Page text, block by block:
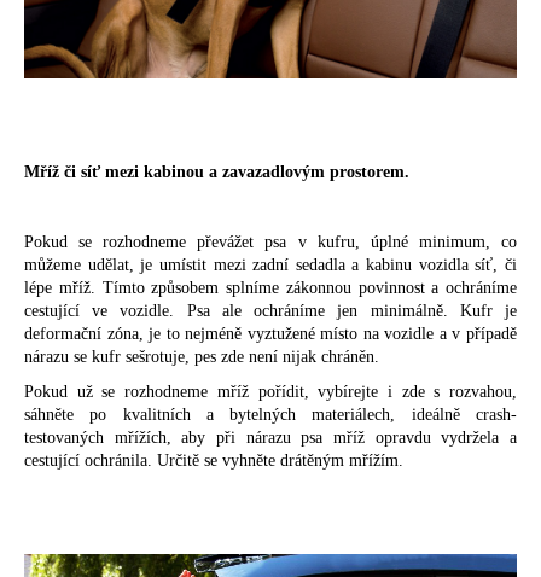
Mříž či síť mezi kabinou a zavazadlovým prostorem.
Pokud se rozhodneme převážet psa v kufru, úplné minimum, co
můžeme udělat, je umístit mezi zadní sedadla a kabinu vozidla síť, či
lépe mříž. Tímto způsobem splníme zákonnou povinnost a ochráníme
cestující ve vozidle. Psa ale ochráníme jen minimálně. Kufr je
deformační zóna, je to nejméně vyztužené místo na vozidle a v případě
nárazu se kufr sešrotuje, pes zde není nijak chráněn.
Pokud už se rozhodneme mříž pořídit, vybírejte i zde s rozvahou,
sáhněte po kvalitních a bytelných materiálech, ideálně crash-
testovaných mřížích, aby při nárazu psa mříž opravdu vydržela a
cestující ochránila. Určitě se vyhněte drátěným mřížím.